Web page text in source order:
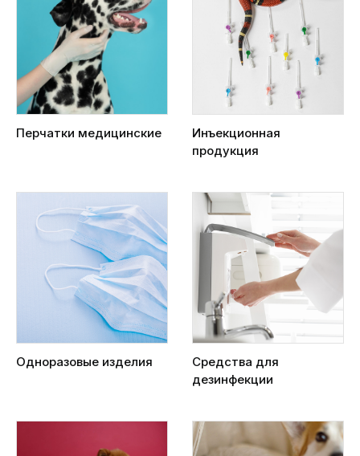
Перчатки медицинские
Инъекционная
продукция
Одноразовые изделия
Средства для
дезинфекции